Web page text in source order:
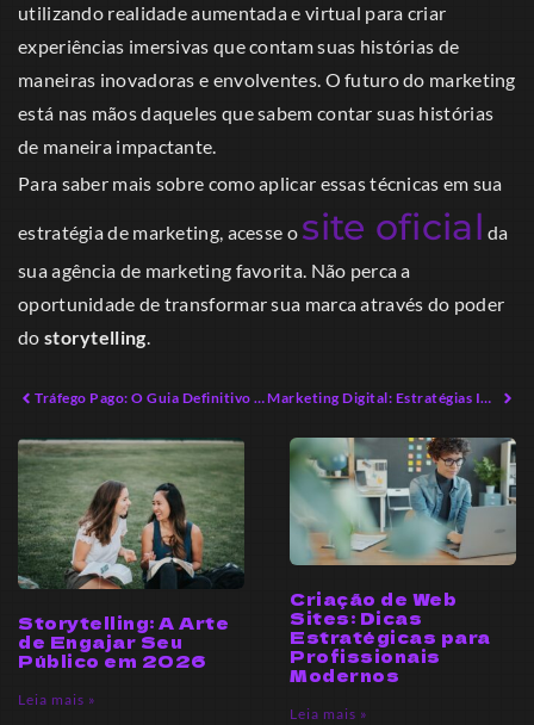
utilizando realidade aumentada e virtual para criar
experiências imersivas que contam suas histórias de
maneiras inovadoras e envolventes. O futuro do marketing
está nas mãos daqueles que sabem contar suas histórias
de maneira impactante.
Para saber mais sobre como aplicar essas técnicas em sua
estratégia de marketing, acesse o site oficial da
sua agência de marketing favorita. Não perca a
oportunidade de transformar sua marca através do poder
do storytelling.
Tráfego Pago: O Guia Definitivo para Empreendedores em 2026 Marketing Digital: Estratégias Inovadoras para Conquistar Clientes
Storytelling: A Arte
de Engajar Seu
Público em 2026
Leia mais »
Criação de Web
Sites: Dicas
Estratégicas para
Profissionais
Modernos
Leia mais »